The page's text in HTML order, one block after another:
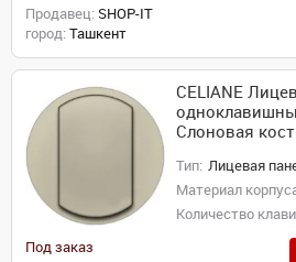
Продавец: SHOP-IT
город: Ташкент
CELIANE
Слоновая
Тип: Лицевая
Материал
Количество
Под заказ